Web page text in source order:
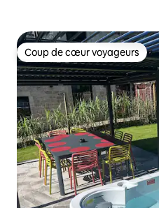
Coup de cœur voyageurs
Coup de cœur voyageurs